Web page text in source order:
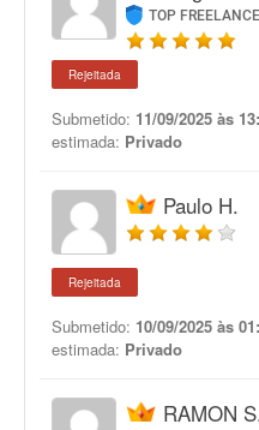
TOP
Rejeitada
Submetido: 11/09/2025 às
estimada: Privado
Paulo H.
Rejeitada
Submetido: 10/09/2025 às
estimada: Privado
RAMON